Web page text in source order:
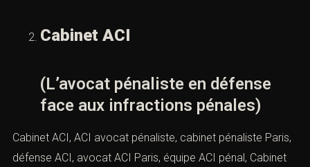
Cabinet ACI
(L’avocat pénaliste en défense
face aux infractions pénales)
Cabinet ACI, ACI avocat pénaliste, cabinet pénaliste Paris,
défense ACI, avocat ACI Paris, équipe ACI pénal, Cabinet